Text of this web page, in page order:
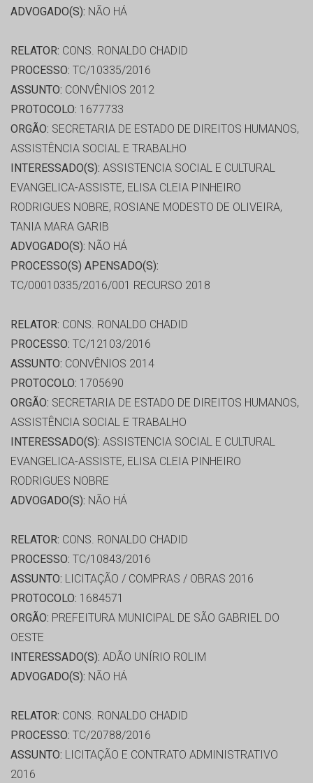
ADVOGADO(S): NÃO HÁ
RELATOR: CONS. RONALDO CHADID
PROCESSO: TC/10335/2016
ASSUNTO: CONVÊNIOS 2012
PROTOCOLO: 1677733
ORGÃO: SECRETARIA DE ESTADO DE DIREITOS HUMANOS,
ASSISTÊNCIA SOCIAL E TRABALHO
INTERESSADO(S): ASSISTENCIA SOCIAL E CULTURAL
EVANGELICA-ASSISTE, ELISA CLEIA PINHEIRO
RODRIGUES NOBRE, ROSIANE MODESTO DE OLIVEIRA,
TANIA MARA GARIB
ADVOGADO(S): NÃO HÁ
PROCESSO(S) APENSADO(S):
TC/00010335/2016/001 RECURSO 2018
RELATOR: CONS. RONALDO CHADID
PROCESSO: TC/12103/2016
ASSUNTO: CONVÊNIOS 2014
PROTOCOLO: 1705690
ORGÃO: SECRETARIA DE ESTADO DE DIREITOS HUMANOS,
ASSISTÊNCIA SOCIAL E TRABALHO
INTERESSADO(S): ASSISTENCIA SOCIAL E CULTURAL
EVANGELICA-ASSISTE, ELISA CLEIA PINHEIRO
RODRIGUES NOBRE
ADVOGADO(S): NÃO HÁ
RELATOR: CONS. RONALDO CHADID
PROCESSO: TC/10843/2016
ASSUNTO: LICITAÇÃO / COMPRAS / OBRAS 2016
PROTOCOLO: 1684571
ORGÃO: PREFEITURA MUNICIPAL DE SÃO GABRIEL DO
OESTE
INTERESSADO(S): ADÃO UNÍRIO ROLIM
ADVOGADO(S): NÃO HÁ
RELATOR: CONS. RONALDO CHADID
PROCESSO: TC/20788/2016
ASSUNTO: LICITAÇÃO E CONTRATO ADMINISTRATIVO
2016